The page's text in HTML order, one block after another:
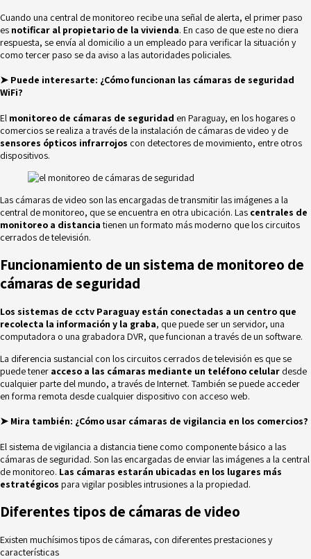
Cuando una central de monitoreo recibe una señal de alerta, el primer paso
es notificar al propietario de la vivienda. En caso de que este no diera
respuesta, se envía al domicilio a un empleado para verificar la situación y
como tercer paso se da aviso a las autoridades policiales.
➤ Puede interesarte: ¿Cómo funcionan las cámaras de seguridad
WiFi?
El monitoreo de cámaras de seguridad en Paraguay, en los hogares o
comercios se realiza a través de la instalación de cámaras de video y de
sensores ópticos infrarrojos con detectores de movimiento, entre otros
dispositivos.
Las cámaras de video son las encargadas de transmitir las imágenes a la
central de monitoreo, que se encuentra en otra ubicación. Las centrales de
monitoreo a distanciatienen un formato más moderno que los circuitos
cerrados de televisión.
Funcionamiento de un sistema de monitoreo de
cámaras de seguridad
Los sistemas de cctv Paraguay están conectadas a un centro que
recolecta la información y la graba, que puede ser un servidor, una
computadora o una grabadora DVR, que funcionan a través de un software.
La diferencia sustancial con los circuitos cerrados de televisión es que se
puede tener acceso a las cámaras mediante un teléfono celular desde
cualquier parte del mundo, a través de Internet. También se puede acceder
en forma remota desde cualquier dispositivo con acceso web.
➤ Mira también: ¿Cómo usar cámaras de vigilancia en los comercios?
El sistema de vigilancia a distancia tiene como componente básico a las
cámaras de seguridad. Son las encargadas de enviar las imágenes a la central
de monitoreo. Las cámaras estarán ubicadas en los lugares más
estratégicos para vigilar posibles intrusiones a la propiedad.
Diferentes tipos de cámaras de video
Existen muchísimos tipos de cámaras, con diferentes prestaciones y
características